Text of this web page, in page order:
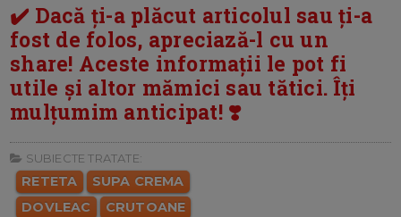
✔️ Dacă ți-a plăcut articolul sau ți-a
fost de folos, apreciază-l cu un
share! Aceste informații le pot fi
utile și altor mămici sau tătici. Îți
mulțumim anticipat! ❣️
SUBIECTE TRATATE:
RETETA
SUPA CREMA
DOVLEAC
CRUTOANE